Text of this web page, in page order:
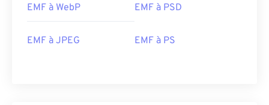
EMF à WebP EMF à PSD
EMF à JPEG EMF à PS